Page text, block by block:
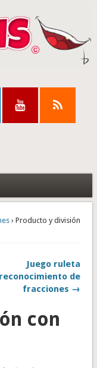
› Producto y división
Juego ruleta
reconocimiento de
fracciones →
con